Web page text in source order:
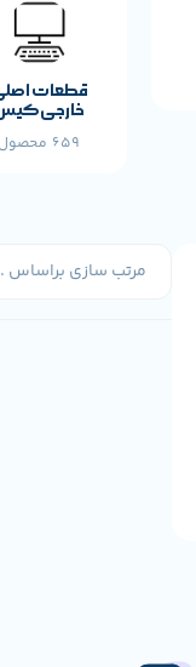
قطعات
خارجی
659 محصول